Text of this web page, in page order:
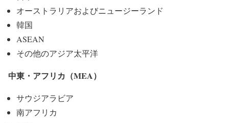
オーストラリアおよびニュージーランド
韓国
ASEAN
その他のアジア太平洋
中東・アフリカ（MEA）
サウジアラビア
南アフリカ